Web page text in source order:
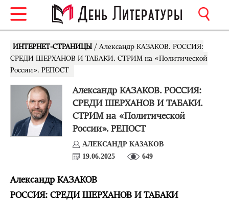
ИНТЕРНЕТ-СТРАНИЦЫ / Александр КАЗАКОВ. РОССИЯ:
СРЕДИ ШЕРХАНОВ И ТАБАКИ. СТРИМ на «Политической
России». РЕПОСТ
Александр КАЗАКОВ. РОССИЯ:
СРЕДИ ШЕРХАНОВ И ТАБАКИ.
СТРИМ на «Политической
России». РЕПОСТ
АЛЕКСАНДР КАЗАКОВ
19.06.2025
649
Александр КАЗАКОВ
РОССИЯ: СРЕДИ ШЕРХАНОВ И ТАБАКИ